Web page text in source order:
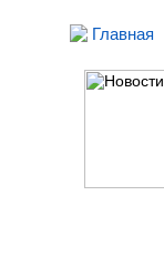
Главная